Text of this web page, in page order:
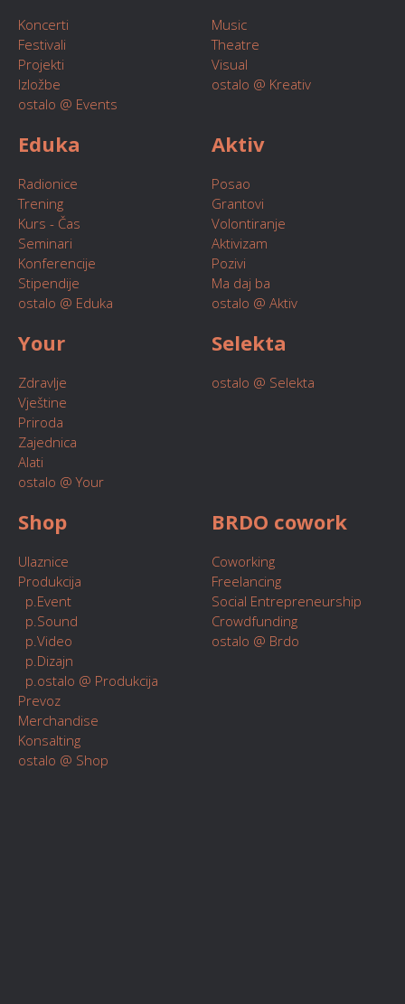
Koncerti
Festivali
Projekti
Izložbe
ostalo @ Events
Music
Theatre
Visual
ostalo @ Kreativ
Eduka
Radionice
Trening
Kurs - Čas
Seminari
Konferencije
Stipendije
ostalo @ Eduka
Aktiv
Posao
Grantovi
Volontiranje
Aktivizam
Pozivi
Ma daj ba
ostalo @ Aktiv
Your
Zdravlje
Vještine
Priroda
Zajednica
Alati
ostalo @ Your
Selekta
ostalo @ Selekta
Shop
Ulaznice
Produkcija
p.Event
p.Sound
p.Video
p.Dizajn
p.ostalo @ Produkcija
Prevoz
Merchandise
Konsalting
ostalo @ Shop
BRDO cowork
Coworking
Freelancing
Social Entrepreneurship
Crowdfunding
ostalo @ Brdo